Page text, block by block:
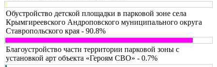
Обустройство детской площадки в парковой зоне села
Крымгиреевского Андроповского муниципального округа
Ставропольского края - 90.8%
Благоустройство части территории парковой зоны с
установкой арт объекта «Героям СВО» - 0.7%